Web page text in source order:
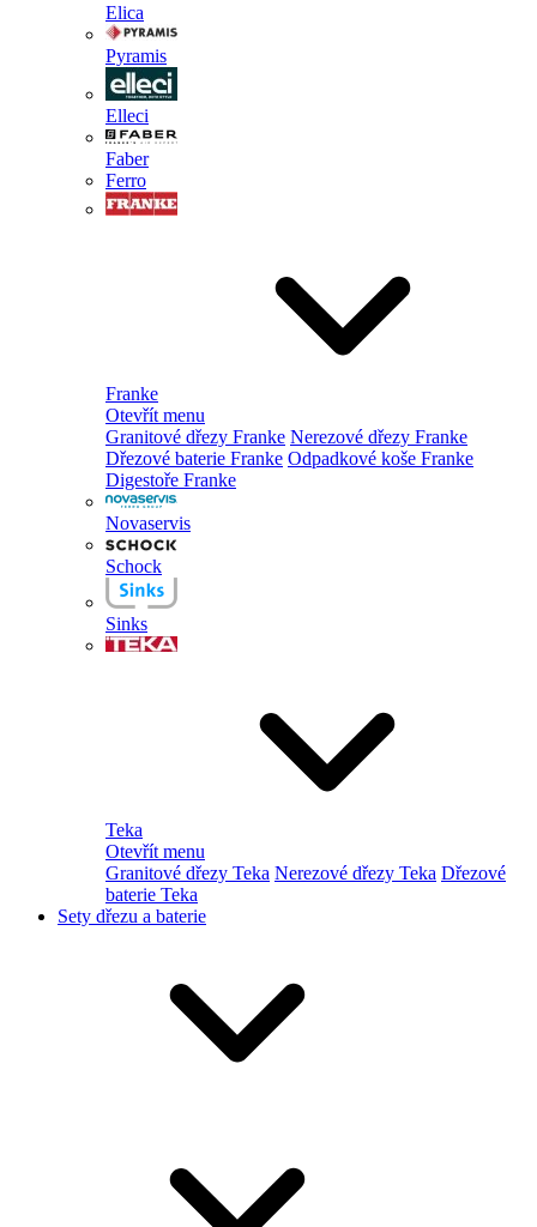
Elica
Pyramis
Elleci
Faber
Ferro
Franke
Otevřít menu
Granitové dřezy Franke Nerezové dřezy Franke
Dřezové baterie Franke Odpadkové koše Franke
Digestoře Franke
Novaservis
Schock
Sinks
Teka
Otevřít menu
Granitové dřezy Teka Nerezové dřezy Teka Dřezové
baterie Teka
Sety dřezu a baterie